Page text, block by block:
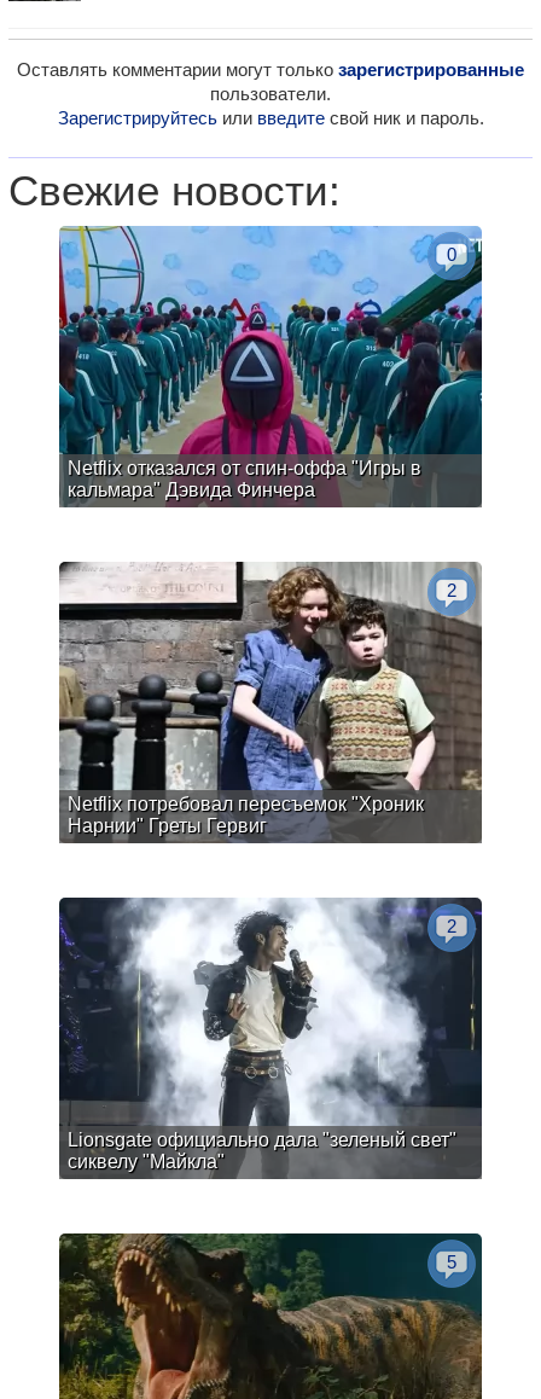
Оставлять комментарии могут только зарегистрированные
пользователи.
Зарегистрируйтесьили введитесвой ник и пароль.
Свежие новости:
Netflix отказался от спин-оффа "Игры в
кальмара" Дэвида Финчера
0
Netflix потребовал пересъемок "Хроник
Нарнии" Греты Гервиг
2
Lionsgate официально дала "зеленый свет"
сиквелу "Майкла"
2
5